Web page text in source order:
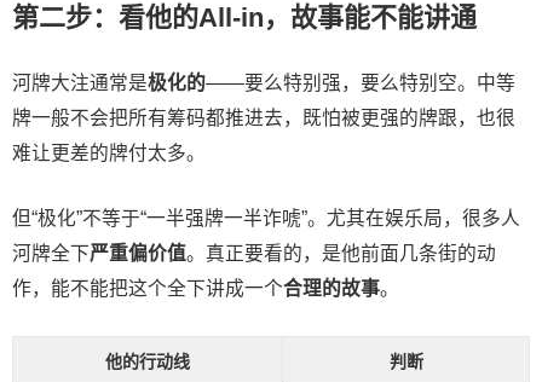
第二步：看他的All-in，故事能不能讲通
河牌大注通常是极化的——要么特别强，要么特别空。中等
牌一般不会把所有筹码都推进去，既怕被更强的牌跟，也很
难让更差的牌付太多。
但“极化”不等于“一半强牌一半诈唬”。尤其在娱乐局，很多人
河牌全下严重偏价值。真正要看的，是他前面几条街的动
作，能不能把这个全下讲成一个合理的故事。
他的行动线 判断